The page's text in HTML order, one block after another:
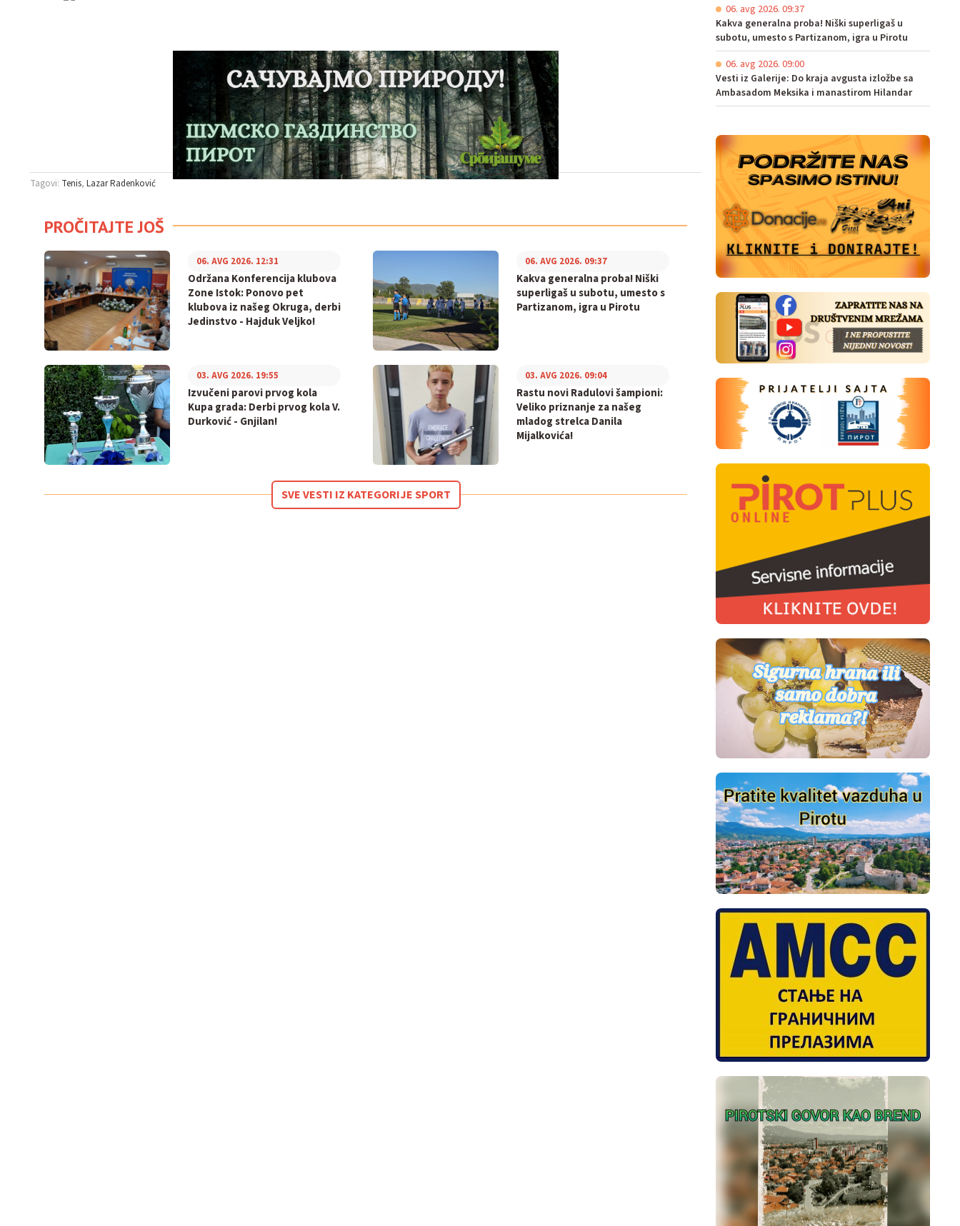
Tagovi: Tenis Lazar Radenković
PROČITAJTE JOŠ
Održana Konferencija klubova
Zone Istok: Ponovo pet
klubova iz našeg Okruga, derbi
Jedinstvo - Hajduk Veljko!
06. AVG 2026. 12:31
Kakva generalna proba! Niški
superligaš u subotu, umesto s
Partizanom, igra u Pirotu
06. AVG 2026. 09:37
Izvučeni parovi prvog kola
Kupa grada: Derbi prvog kola V.
Durković - Gnjilan!
03. AVG 2026. 19:55
Rastu novi Radulovi šampioni:
Veliko priznanje za našeg
mladog strelca Danila
Mijalkovića!
03. AVG 2026. 09:04
SVE VESTI IZ KATEGORIJE SPORT
06. avg 2026. 09:37
Kakva generalna proba! Niški superligaš u
subotu, umesto s Partizanom, igra u Pirotu
06. avg 2026. 09:00
Vesti iz Galerije: Do kraja avgusta izložbe sa
Ambasadom Meksika i manastirom Hilandar